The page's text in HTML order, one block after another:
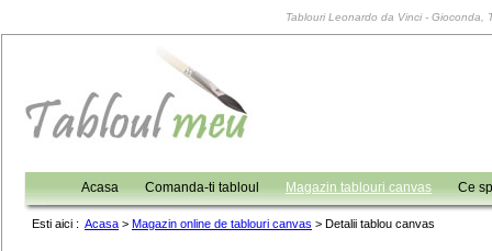
Tablouri Leonardo da Vinci - Gioconda,
Acasa Comanda-ti tabloul Magazin tablouri canvas Ce
Esti aici : Acasa > Magazin online de tablouri canvas > Detalii tablou canvas